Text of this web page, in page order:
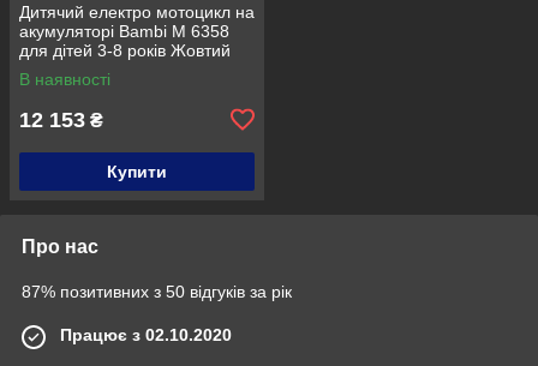
Дитячий електро мотоцикл на
акумуляторі Bambi M 6358
для дітей 3-8 років Жовтий
В наявності
12 153 ₴
Купити
Про нас
87% позитивних з 50 відгуків за рік
Працює з 02.10.2020